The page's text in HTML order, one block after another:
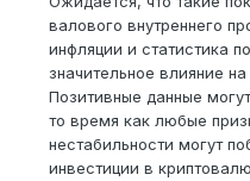
валового внутреннего
инфляции и статистика
значительное влияние
Позитивные данные
то время как любые
нестабильности могут
инвестиции в